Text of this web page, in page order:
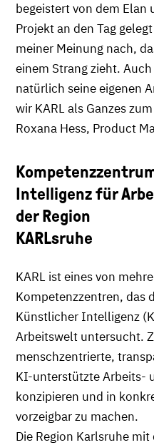
begeistert von dem Elan
Projekt an den Tag
meiner Meinung nach,
einem Strang zieht.
natürlich seine eigenen
wir KARL als Ganzes
Roxana Hess, Product
Intelligenz für
der Region
KARLsruhe
KARL ist eines von
Kompetenzzentren, das
Künstlicher Intelligenz
Arbeitswelt untersucht.
menschzentrierte,
KI-unterstützte Arbeits-
konzipieren und in
vorzeigbar zu machen.
Die Region Karlsruhe